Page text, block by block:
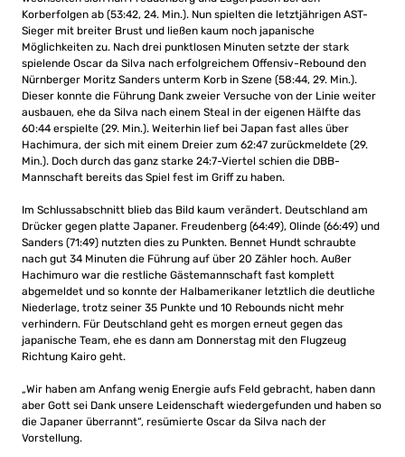
Korberfolgen ab (53:42, 24. Min.). Nun spielten die letztjährigen AST-
Sieger mit breiter Brust und ließen kaum noch japanische
Möglichkeiten zu. Nach drei punktlosen Minuten setzte der stark
spielende Oscar da Silva nach erfolgreichem Offensiv-Rebound den
Nürnberger Moritz Sanders unterm Korb in Szene (58:44, 29. Min.).
Dieser konnte die Führung Dank zweier Versuche von der Linie weiter
ausbauen, ehe da Silva nach einem Steal in der eigenen Hälfte das
60:44 erspielte (29. Min.). Weiterhin lief bei Japan fast alles über
Hachimura, der sich mit einem Dreier zum 62:47 zurückmeldete (29.
Min.). Doch durch das ganz starke 24:7-Viertel schien die DBB-
Mannschaft bereits das Spiel fest im Griff zu haben.
Im Schlussabschnitt blieb das Bild kaum verändert. Deutschland am
Drücker gegen platte Japaner. Freudenberg (64:49), Olinde (66:49) und
Sanders (71:49) nutzten dies zu Punkten. Bennet Hundt schraubte
nach gut 34 Minuten die Führung auf über 20 Zähler hoch. Außer
Hachimuro war die restliche Gästemannschaft fast komplett
abgemeldet und so konnte der Halbamerikaner letztlich die deutliche
Niederlage, trotz seiner 35 Punkte und 10 Rebounds nicht mehr
verhindern. Für Deutschland geht es morgen erneut gegen das
japanische Team, ehe es dann am Donnerstag mit den Flugzeug
Richtung Kairo geht.
„Wir haben am Anfang wenig Energie aufs Feld gebracht, haben dann
aber Gott sei Dank unsere Leidenschaft wiedergefunden und haben so
die Japaner überrannt“, resümierte Oscar da Silva nach der
Vorstellung.